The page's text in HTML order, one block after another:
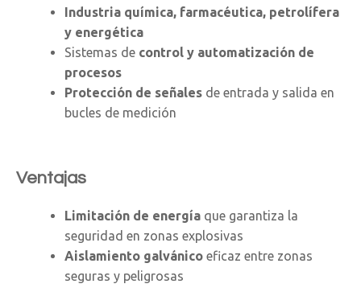
Industria química, farmacéutica, petrolífera
y energética
Sistemas de control y automatización de
procesos
Protección de señales de entrada y salida en
bucles de medición
Ventajas
Limitación de energía que garantiza la
seguridad en zonas explosivas
Aislamiento galvánico eficaz entre zonas
seguras y peligrosas